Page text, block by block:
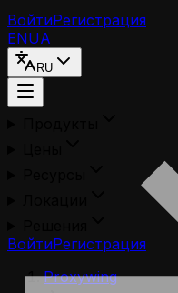
ВойтиРегистрация
ENUA
RU
ВойтиРегистрация
Proxywing